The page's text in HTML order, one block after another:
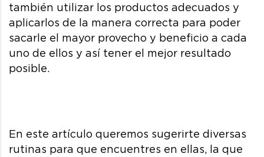
también utilizar los productos adecuados y
aplicarlos de la manera correcta para poder
sacarle el mayor provecho y beneficio a cada
uno de ellos y así tener el mejor resultado
posible.
En este artículo queremos sugerirte diversas
rutinas para que encuentres en ellas, la que